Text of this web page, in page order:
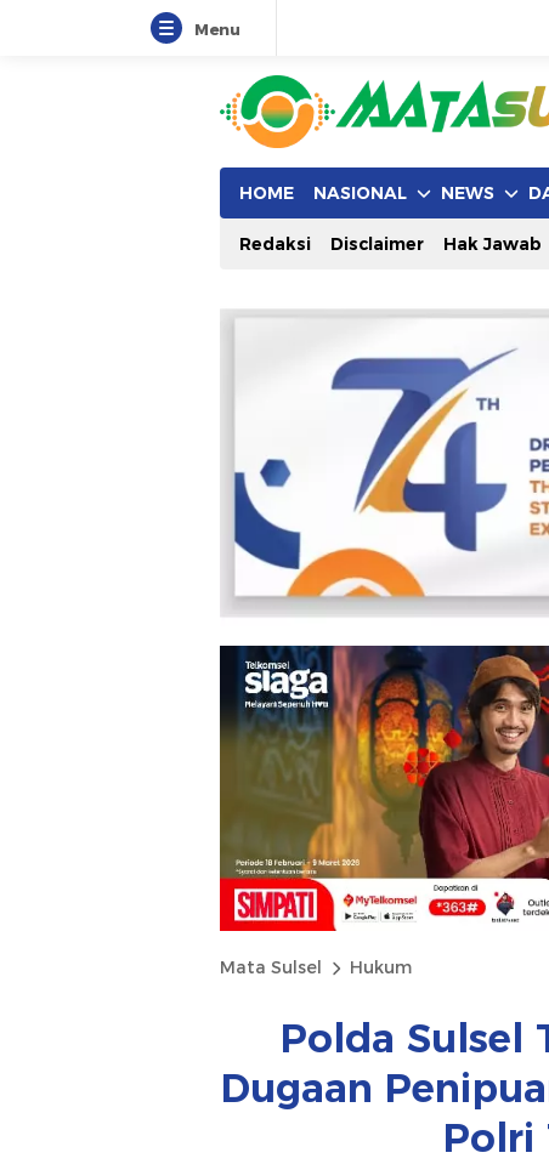
Menu
HOME NASIONAL NEWS
Redaksi Disclaimer Hak Jawab
Mata Sulsel Hukum
Polda Sulsel
Dugaan
Polri